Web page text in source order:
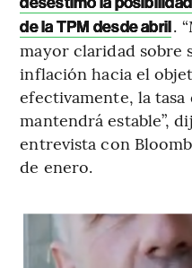
de la TPM desde abril.
mayor claridad sobre
inflación hacia el
efectivamente, la
mantendrá estable”,
entrevista con
de enero.